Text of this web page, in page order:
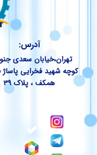
آدرس:
تهران،خیابان سعدی
کوچه شهید فخرایی پاساژ
همکف ، پلاک 39